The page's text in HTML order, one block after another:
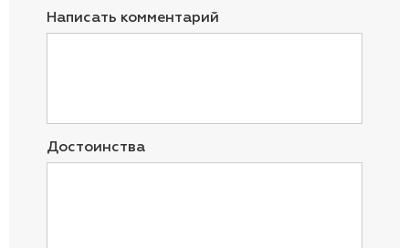
Написать комментарий
Достоинства